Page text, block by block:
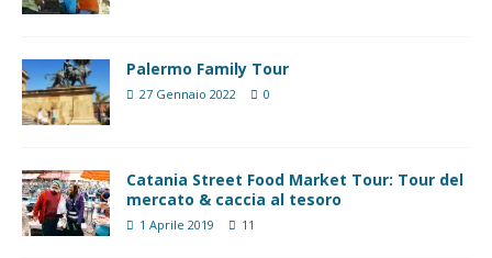
Palermo Family Tour
27 Gennaio 2022 0
Catania Street Food Market Tour: Tour del
mercato & caccia al tesoro
1 Aprile 2019 11